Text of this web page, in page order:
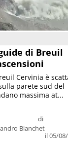
di Breuil
di
Bianchet
il 05/
Cervinia è
parete sud del
massima at...